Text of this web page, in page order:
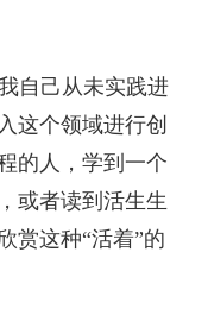
自己从未实践进
这个领域进行创
的人，学到一个
或者读到活生生
赏这种“活着”的